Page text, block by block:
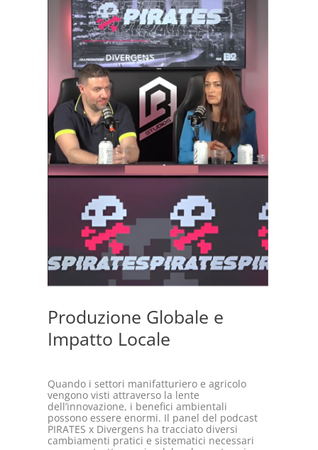
Produzione Globale e
Impatto Locale
Quando i settori manifatturiero e agricolo
vengono visti attraverso la lente
dell’innovazione, i benefici ambientali
possono essere enormi. Il panel del podcast
PIRATES x Divergens ha tracciato diversi
cambiamenti pratici e sistematici necessari